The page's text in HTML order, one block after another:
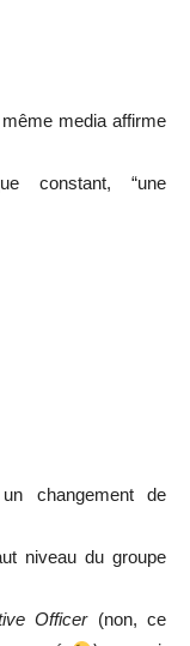
media affirme
constant, “une
changement de
niveau du groupe
Officer (non, ce